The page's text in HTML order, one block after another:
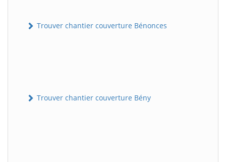
Trouver chantier couverture Bénonces
Trouver chantier couverture Bény